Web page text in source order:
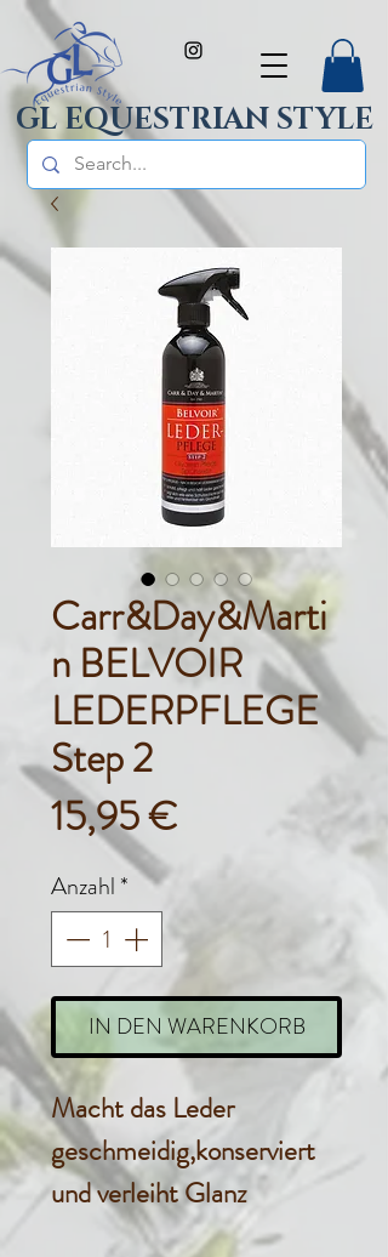
GL EQUESTRIAN STYLE
Carr&Day&Marti
n BELVOIR
LEDERPFLEGE
Step 2
15,95 €Preis
Anzahl *
IN DEN WARENKORB
Macht das Leder
geschmeidig,konserviert
und verleiht Glanz